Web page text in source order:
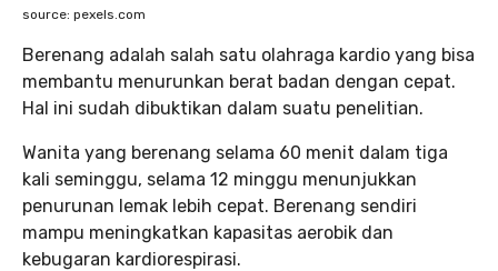
source: pexels.com
Berenang adalah salah satu olahraga kardio yang bisa
membantu menurunkan berat badan dengan cepat.
Hal ini sudah dibuktikan dalam suatu penelitian.
Wanita yang berenang selama 60 menit dalam tiga
kali seminggu, selama 12 minggu menunjukkan
penurunan lemak lebih cepat. Berenang sendiri
mampu meningkatkan kapasitas aerobik dan
kebugaran kardiorespirasi.